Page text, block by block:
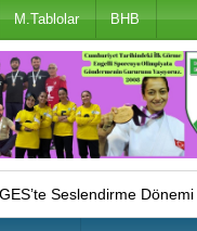
M.Tablolar BHB
Dönemi Sona Erdi